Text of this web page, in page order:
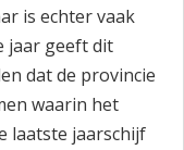
is echter vaak
jaar geeft dit
dat de provincie
waarin het
laatste jaarschijf